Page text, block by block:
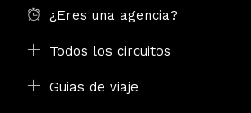
¿Eres una agencia?
Todos los circuitos
Guias de viaje